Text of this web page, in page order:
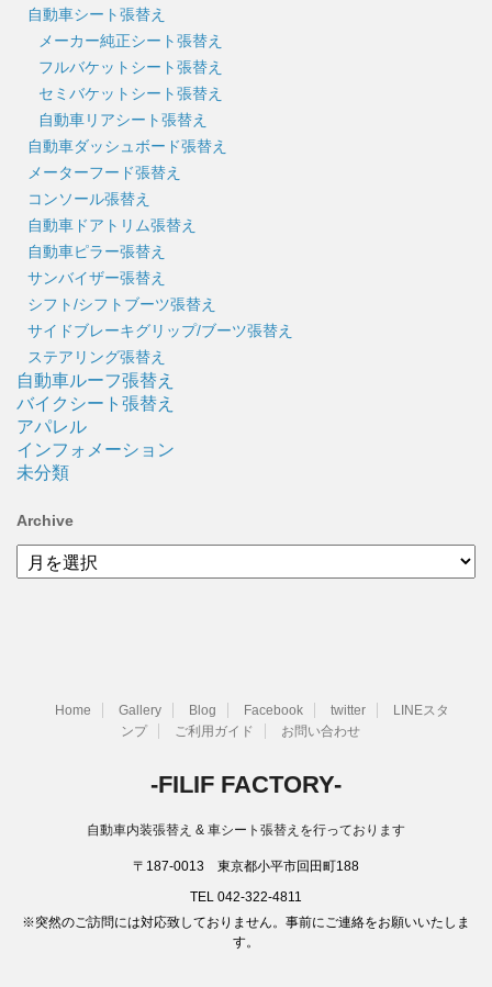
自動車シート張替え
メーカー純正シート張替え
フルバケットシート張替え
セミバケットシート張替え
自動車リアシート張替え
自動車ダッシュボード張替え
メーターフード張替え
コンソール張替え
自動車ドアトリム張替え
自動車ピラー張替え
サンバイザー張替え
シフト/シフトブーツ張替え
サイドブレーキグリップ/ブーツ張替え
ステアリング張替え
自動車ルーフ張替え
バイクシート張替え
アパレル
インフォメーション
未分類
Archive
Archive
Home Gallery Blog Facebook twitter
LINEスタ
ンプ
ご利用ガイド お問い合わせ
-FILIF FACTORY-
自動車内装張替え & 車シート張替えを行っております
〒187-0013 東京都小平市回田町188
TEL 042-322-4811
※突然のご訪問には対応致しておりません。事前にご連絡をお願いいたしま
す。